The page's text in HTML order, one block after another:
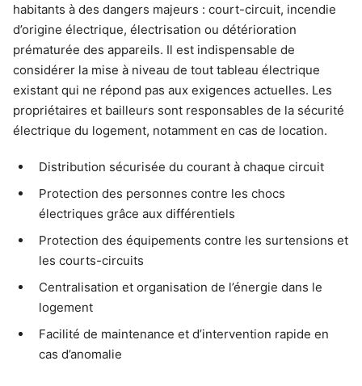
habitants à des dangers majeurs : court-circuit, incendie
d’origine électrique, électrisation ou détérioration
prématurée des appareils. Il est indispensable de
considérer la mise à niveau de tout tableau électrique
existant qui ne répond pas aux exigences actuelles. Les
propriétaires et bailleurs sont responsables de la sécurité
électrique du logement, notamment en cas de location.
Distribution sécurisée du courant à chaque circuit
Protection des personnes contre les chocs
électriques grâce aux différentiels
Protection des équipements contre les surtensions et
les courts-circuits
Centralisation et organisation de l’énergie dans le
logement
Facilité de maintenance et d’intervention rapide en
cas d’anomalie